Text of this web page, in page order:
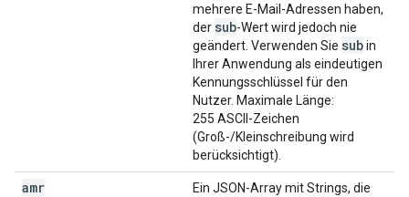
mehrere E-Mail-Adressen haben,
der sub-Wert wird jedoch nie
geändert. Verwenden Sie subin
Ihrer Anwendung als eindeutigen
Kennungsschlüssel für den
Nutzer. Maximale Länge:
255 ASCII-Zeichen
(Groß-/Kleinschreibung wird
berücksichtigt).
amr
Ein JSON-Array mit Strings, die